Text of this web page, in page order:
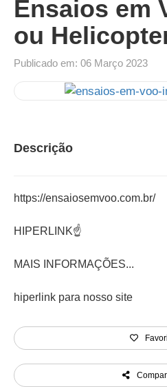
Ensaios em
ou
Publicado em: 06 Março 2023
Descrição
https://ensaiosemvoo.com.br/
HIPERLINK☝️
MAIS INFORMAÇÕES...
hiperlink para nosso site